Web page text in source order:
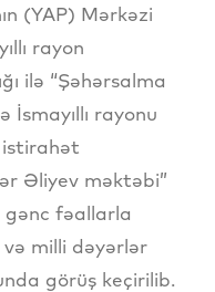
(YAP) Mərkəzi
rayon
ilə “Şəhərsalma
İsmayıllı rayonu
istirahət
Əliyev məktəbi”
gənc fəallarla
və milli dəyərlər
görüş keçirilib.